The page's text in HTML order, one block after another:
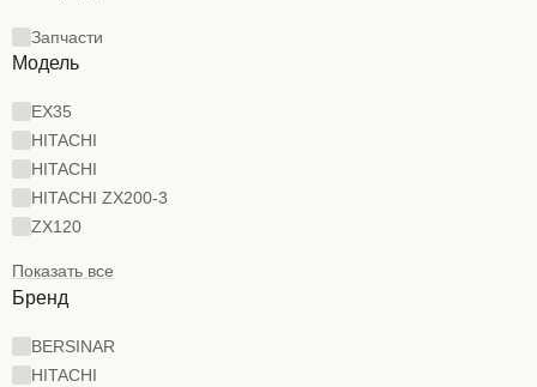
Запчасти
Модель
EX35
HITACHI
HITACHI
HITACHI ZX200-3
ZX120
Показать все
Бренд
BERSINAR
HITACHI